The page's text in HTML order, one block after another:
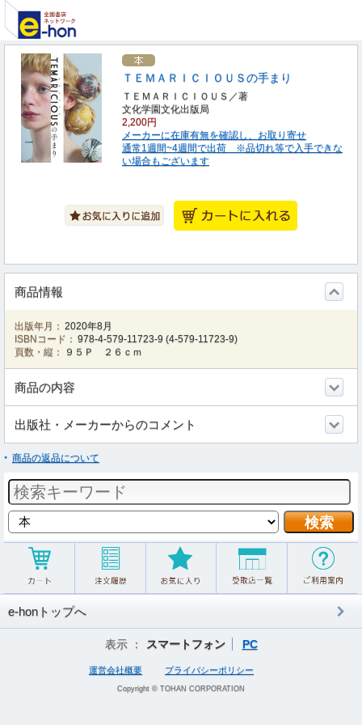
ＴＥＭＡＲＩＣＩＯＵＳの手まり
ＴＥＭＡＲＩＣＩＯＵＳ／著
文化学園文化出版局
2,200円
メーカーに在庫有無を確認し、お取り寄せ
通常1週間~4週間で出荷 ※品切れ等で入手できな
い場合もございます
商品情報
出版年月： 2020年8月
ISBNコード： 978-4-579-11723-9 (4-579-11723-9)
頁数・縦：
９５Ｐ ２６ｃｍ
商品の内容
出版社・メーカーからのコメント
商品の返品について
e-honトップへ
表示 ： スマートフォン PC
運営会社概要 プライバシーポリシー
Copyright © TOHAN CORPORATION